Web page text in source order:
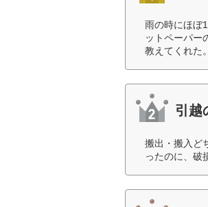
雨の時にほぼ
ットペーパー
教えてくれた
引越
搬出・搬入ど
ったのに、破